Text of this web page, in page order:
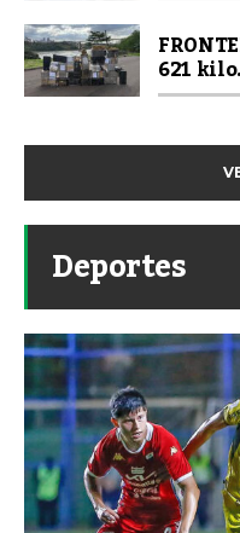
621
Deportes